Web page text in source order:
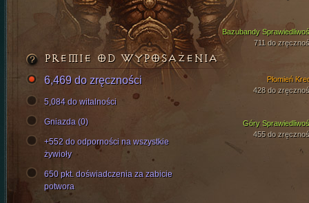
Bazubandy
711 do
Góry
455 do
Płomień
428 do
PREMIE OD WYPOSAŻENIA
6,469 do zręczności
5,084 do witalności
Gniazda (0)
+552 do odporności na wszystkie
żywioły
650 pkt. doświadczenia za zabicie
potwora